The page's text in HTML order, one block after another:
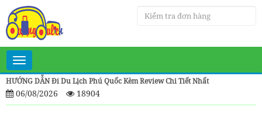
Toggle
navigation
HƯỚNG DẪN Đi Du Lịch Phú Quốc Kèm Review Chi Tiết Nhất
06/08/2026 18904